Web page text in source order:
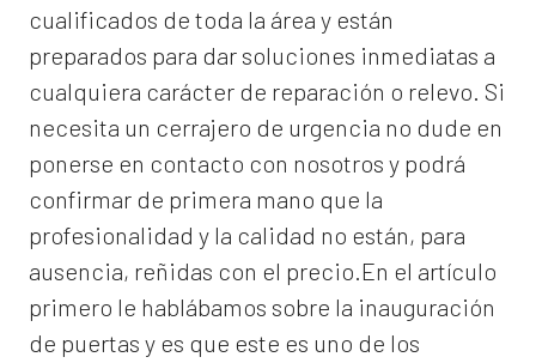
cualificados de toda la área y están
preparados para dar soluciones inmediatas a
cualquiera carácter de reparación o relevo. Si
necesita un cerrajero de urgencia no dude en
ponerse en contacto con nosotros y podrá
confirmar de primera mano que la
profesionalidad y la calidad no están, para
ausencia, reñidas con el precio.En el artículo
primero le hablábamos sobre la inauguración
de puertas y es que este es uno de los